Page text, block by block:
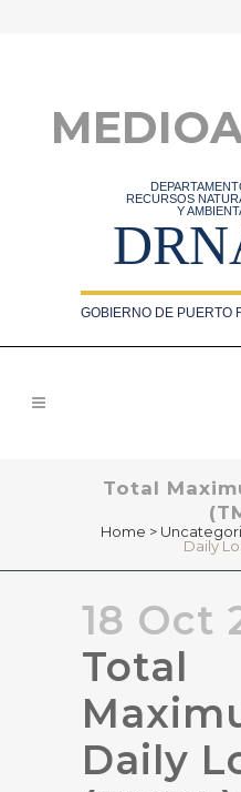
RECURSOS
Y
GOBIERNO DE PUERTO
Total
Home >
Daily
18 Oct
Total
Daily